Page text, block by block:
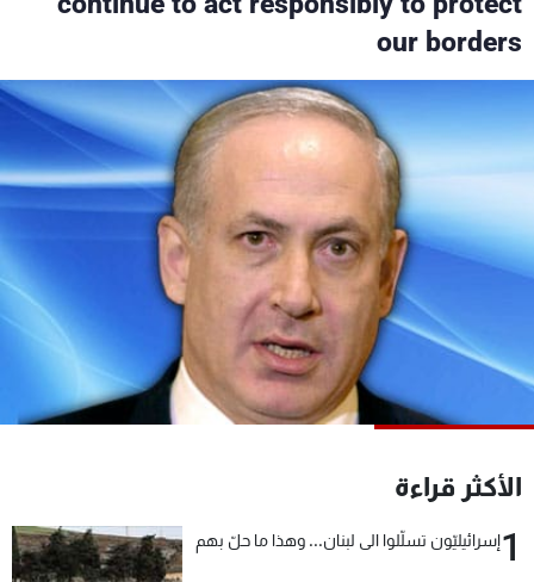
our borders
الأكثر قراءة
1إسرائيليّون تسلّلوا الى لبنان... وهذا ما حلّ بهم
إقتصاد
منوعات رياضة
كأس العالم
البرامج
جدول البرامج
شاهد البرامج
الترددات
عن MTV
لاعلاناتكم
وظائف